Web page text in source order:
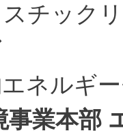
スチック
エネルギ
事業本部